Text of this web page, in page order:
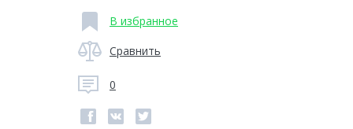
В избранное
Сравнить
0